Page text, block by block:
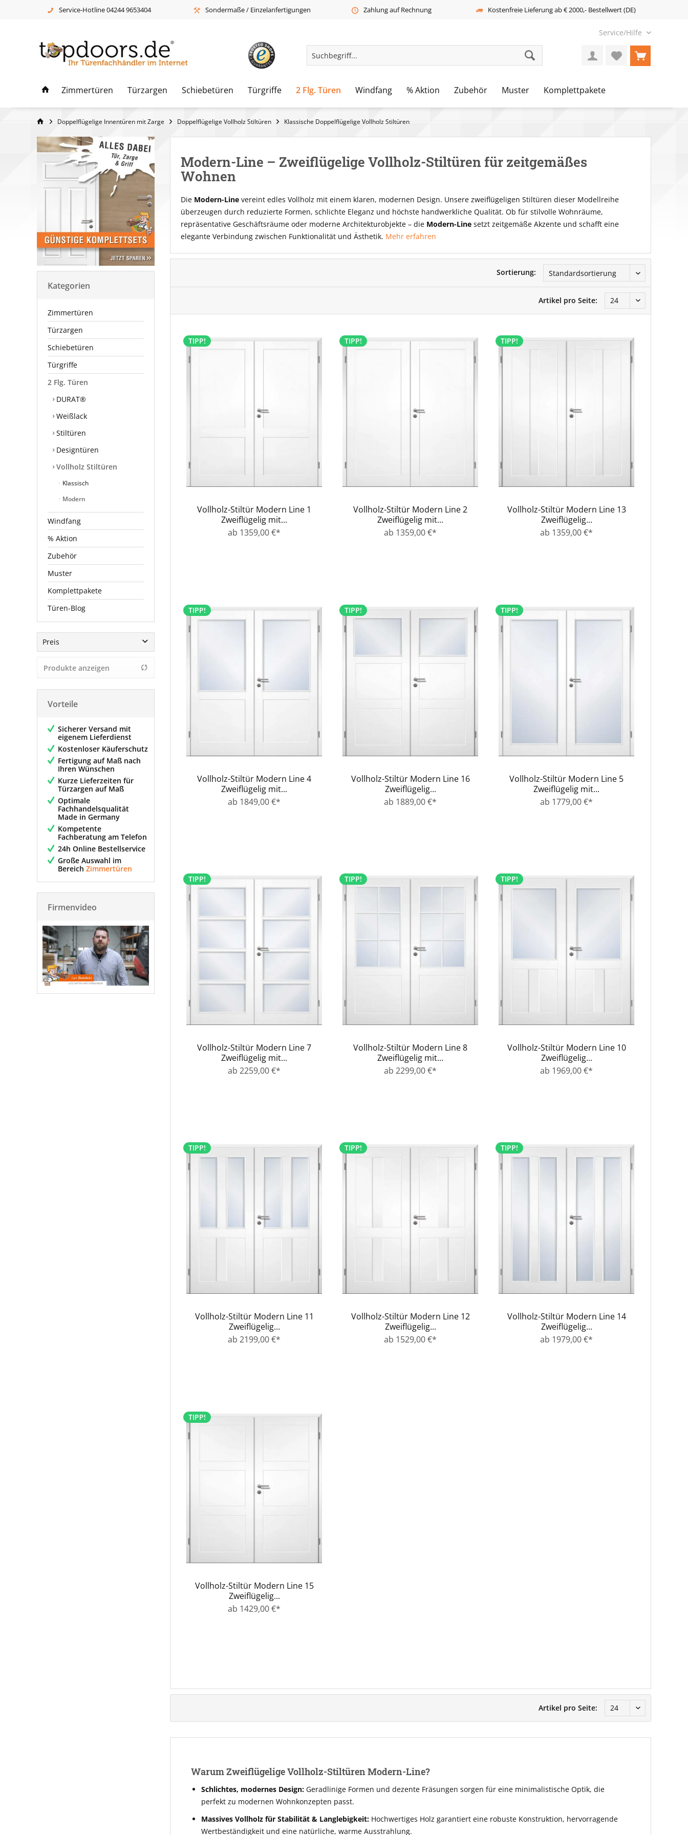
Service-Hotline 04244 9653404 Sondermaße / Einzelanfertigungen Zahlung auf Rechnung Kostenfreie Lieferung ab € 2000,- Bestellwert (DE)
Service/Hilfe
Zimmertüren Türzargen Schiebetüren Türgriffe 2 Flg. Türen Windfang % Aktion Zubehör Muster Komplettpakete
Doppelflügelige Innentüren mit Zarge Doppelflügelige Vollholz Stiltüren Klassische Doppelflügelige Vollholz Stiltüren
Kategorien
Zimmertüren
Türzargen
Schiebetüren
Türgriffe
2 Flg. Türen
DURAT®
Weißlack
Stiltüren
Designtüren
Vollholz Stiltüren
Klassisch
Modern
Windfang
% Aktion
Zubehör
Muster
Komplettpakete
Türen-Blog
Preis
1359,00 €bis
Produkte anzeigen
Vorteile
Sicherer Versand mit
eigenem Lieferdienst
Kostenloser Käuferschutz
Fertigung auf Maß nach
Ihren Wünschen
Kurze Lieferzeiten für
Türzargen auf Maß
Optimale
Fachhandelsqualität
Made in Germany
Kompetente
Fachberatung am Telefon
24h Online Bestellservice
Große Auswahl im
Bereich Zimmertüren
Firmenvideo
Modern-Line – Zweiflügelige Vollholz-Stiltüren für zeitgemäßes
Wohnen
Die Modern-Line vereint edles Vollholz mit einem klaren, modernen Design. Unsere zweiflügeligen Stiltüren dieser Modellreihe
überzeugen durch reduzierte Formen, schlichte Eleganz und höchste handwerkliche Qualität. Ob für stilvolle Wohnräume,
repräsentative Geschäftsräume oder moderne Architekturobjekte – die Modern-Line setzt zeitgemäße Akzente und schafft eine
elegante Verbindung zwischen Funktionalität und Ästhetik. Mehr erfahren
Sortierung:
Artikel pro Seite:
TIPP!
Vollholz-Stiltür Modern Line 1
Zweiflügelig mit...
ab 1359,00 €*
TIPP!
Vollholz-Stiltür Modern Line 2
Zweiflügelig mit...
ab 1359,00 €*
TIPP!
Vollholz-Stiltür Modern Line 13
Zweiflügelig...
ab 1359,00 €*
TIPP!
Vollholz-Stiltür Modern Line 4
Zweiflügelig mit...
ab 1849,00 €*
TIPP!
Vollholz-Stiltür Modern Line 16
Zweiflügelig...
ab 1889,00 €*
TIPP!
Vollholz-Stiltür Modern Line 5
Zweiflügelig mit...
ab 1779,00 €*
TIPP!
Vollholz-Stiltür Modern Line 7
Zweiflügelig mit...
ab 2259,00 €*
TIPP!
Vollholz-Stiltür Modern Line 8
Zweiflügelig mit...
ab 2299,00 €*
TIPP!
Vollholz-Stiltür Modern Line 10
Zweiflügelig...
ab 1969,00 €*
TIPP!
Vollholz-Stiltür Modern Line 11
Zweiflügelig...
ab 2199,00 €*
TIPP!
Vollholz-Stiltür Modern Line 12
Zweiflügelig...
ab 1529,00 €*
TIPP!
Vollholz-Stiltür Modern Line 14
Zweiflügelig...
ab 1979,00 €*
TIPP!
Vollholz-Stiltür Modern Line 15
Zweiflügelig...
ab 1429,00 €*
Artikel pro Seite:
Warum Zweiflügelige Vollholz-Stiltüren Modern-Line?
Schlichtes, modernes Design: Geradlinige Formen und dezente Fräsungen sorgen für eine minimalistische Optik, die
perfekt zu modernen Wohnkonzepten passt.
Massives Vollholz für Stabilität & Langlebigkeit: Hochwertiges Holz garantiert eine robuste Konstruktion, hervorragende
Wertbeständigkeit und eine natürliche, warme Ausstrahlung.